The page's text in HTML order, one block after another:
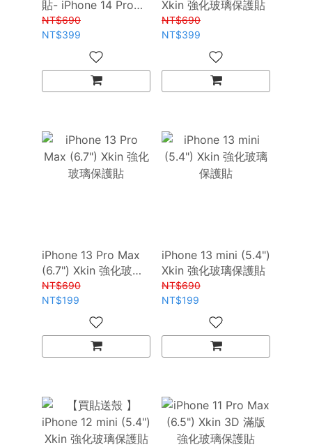
貼- iPhone 14 Pro
(6.1")
NT$690
NT$399
Xkin 強化玻璃保護貼
NT$690
NT$399
iPhone 13 Pro Max
(6.7") Xkin 強化玻璃
保護貼
NT$690
NT$199
iPhone 13 mini (5.4")
Xkin 強化玻璃保護貼
NT$690
NT$199